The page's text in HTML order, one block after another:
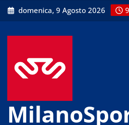
Skip
to
domenica, 9 Agosto 2026